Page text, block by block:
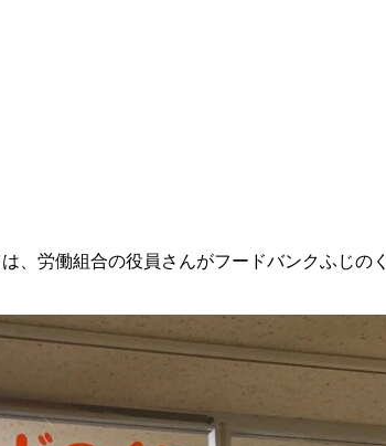
、労働組合の役員さんがフードバンクふじ